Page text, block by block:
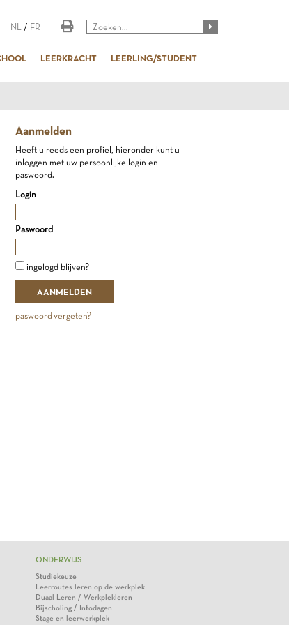
NL / FR
LEERKRACHT LEERLING/STUDENT
Aanmelden
Heeft u reeds een profiel, hieronder kunt u
inloggen met uw persoonlijke login en
paswoord.
Login
Paswoord
ingelogd blijven?
paswoord vergeten?
ONDERWIJS
Studiekeuze
Leerroutes leren op de werkplek
Duaal Leren / Werkplekleren
Bijscholing / Infodagen
Stage en leerwerkplek